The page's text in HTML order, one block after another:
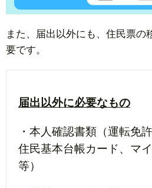
また、届出以外にも、住民票の
要です。
届出以外に必要なもの
・本人確認書類（運転免
住民基本台帳カード、マ
等）